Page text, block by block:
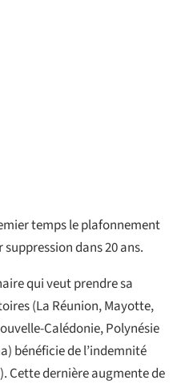
temps le plafonnement
dans 20 ans.
qui veut prendre sa
(La Réunion, Mayotte,
Calédonie, Polynésie
bénéficie de l’indemnité
Cette dernière augmente de